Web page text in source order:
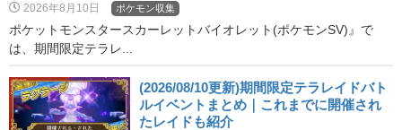
2026年8月10日 ポケモン収集
ポケットモンスタースカーレットバイオレット(ポケモンSV)』で
は、期間限定テラレ...
(2026/08/10更新)期間限定テラレイドバト
ルイベントまとめ｜これまでに開催され
たレイドも紹介